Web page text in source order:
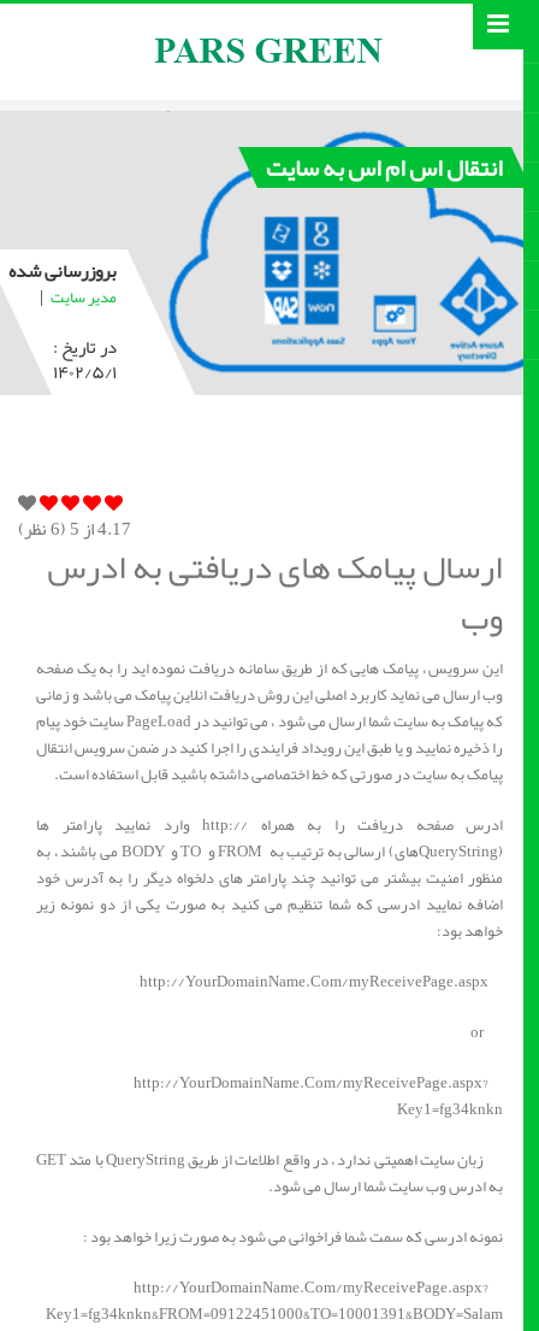
انتقال اس ام اس به سایت
بروزرسانی شده
مدیر سایت |
در تاریخ :
۱۴۰۲/۵/۱
4.17از 5 ( 6نظر)
ارسال پیامک های دریافتی به ادرس
وب
این سرویس ، پیامک هایی که از طریق سامانه دریافت نموده اید را به یک صفحه
وب ارسال می نماید کاربرد اصلی این روش دریافت انلاین پیامک می باشد و زمانی
که پیامک به سایت شما ارسال می شود ، می توانید در PageLoad سایت خود پیام
را ذخیره نمایید و یا طبق این رویداد فرایندی را اجرا کنید در ضمن سرویس انتقال
پیامک به سایت در صورتی که خط اختصاصی داشته باشید قابل استفاده است.
ادرس صفحه دریافت را به همراه //:http وارد نمایید پارامتر ها
(QueryStringهای) ارسالی به ترتیب به FROM و TO و BODY می باشند ، به
منظور امنیت بیشتر می توانید چند پارامتر های دلخواه دیگر را به آدرس خود
اضافه نمایید ادرسی که شما تنظیم می کنید به صورت یکی از دو نمونه زیر
خواهد بود:
http://YourDomainName.Com/myReceivePage.aspx?
Key1=fg34knkn
زبان سایت اهمیتی ندارد ، در واقع اطلاعات از طریق QueryString با متد GET
به ادرس وب سایت شما ارسال می شود.
نمونه ادرسی که سمت شما فراخوانی می شود به صورت زیرا خواهد بود :
http://YourDomainName.Com/myReceivePage.aspx?
Key1=fg34knkn&FROM=09122451000&TO=10001391&BODY=Salam